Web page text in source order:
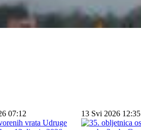
07:12 13 Svi 2026 12:35